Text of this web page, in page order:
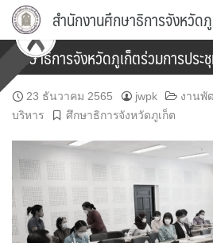
Skip
content
สำนักงานศึกษาธิการจังหวัด
ศึกษาธิการจังหวัดภูเก็ตร่วมการปร
23 ธันวาคม 2565 jwpk งานพั
บริหาร
ศึกษาธิการจังหวัดภูเก็ต